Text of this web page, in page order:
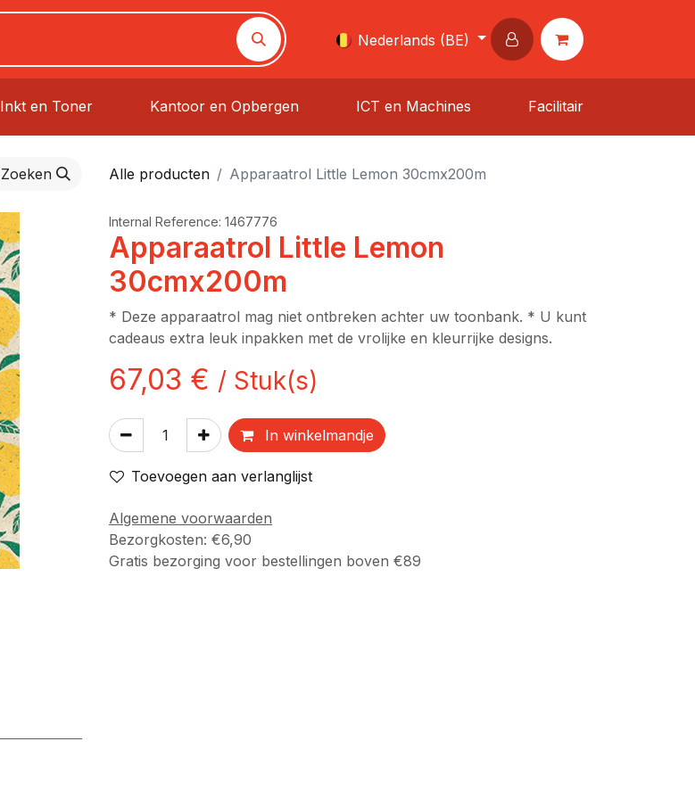
Nederlands (BE)
Inkt en Toner Kantoor en Opbergen ICT en Machines Facilitair
Zoeken Alle producten Apparaatrol Little Lemon 30cmx200m
Internal Reference: 1467776
Apparaatrol Little Lemon
30cmx200m
* Deze apparaatrol mag niet ontbreken achter uw toonbank. * U kunt
cadeaus extra leuk inpakken met de vrolijke en kleurrijke designs.
67,03 € / Stuk(s)
In winkelmandje
Toevoegen aan verlanglijst
Algemene voorwaarden
Bezorgkosten: €6,90
Gratis bezorging voor bestellingen boven €89